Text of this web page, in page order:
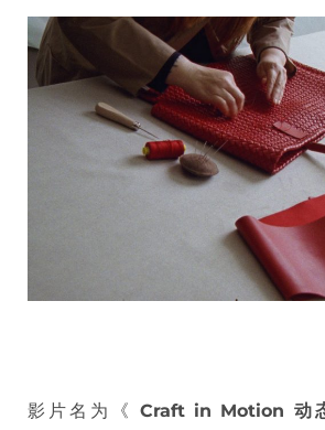
影片名为《Craft in Motion 动